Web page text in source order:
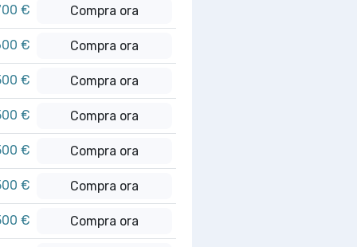
€ Compra ora
€ Compra ora
€ Compra ora
€ Compra ora
€ Compra ora
€ Compra ora
€ Compra ora